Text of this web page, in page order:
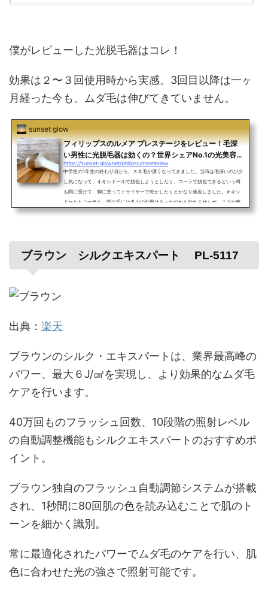
僕がレビューした光脱毛器はコレ！
効果は２〜３回使用時から実感。3回目以降は一ヶ
月経った今も、ムダ毛は伸びてきていません。
sunset glow
フィリップスのルメア プレステージをレビュー！毛深
い男性に光脱毛器は効くの？世界シェアNo.1の光美容器
を剛毛を剃って実験してみた！【PR】
https://sunset-glow.net/philipslumeareview
中学生の1年生の終わり頃から、スネ毛が濃くなってきました。当時は毛深いのが少
し気になって、オキシドールで脱色しようとしたり、コーラで脱色できるという噂
も間に受けて、脚に塗ってドライヤーで乾かしたりとかなり迷走しました。オキシ
ドールもコーラも、髪の毛には多少の効果はあったのかも知れませんが、スネや腕
の毛には全く効き目がありませんでした。それから何故か開き直ってしまい、ここ
ブラウン シルクエキスパート PL-5117
出典： 楽天
ブラウンのシルク・エキスパートは、業界最高峰の
パワー、最大６J/㎠を実現し、より効果的なムダ毛
ケアを行います。
40万回ものフラッシュ回数、10段階の照射レベル
の自動調整機能もシルクエキスパートのおすすめポ
イント。
ブラウン独自のフラッシュ自動調節システムが搭載
され、1秒間に80回肌の色を読み込むことで肌のト
ーンを細かく識別。
常に最適化されたパワーでムダ毛のケアを行い、肌
色に合わせた光の強さで照射可能です。